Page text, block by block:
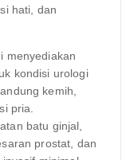
hati, dan
menyediakan
kondisi urologi
kemih,
pria.
batu ginjal,
prostat, dan